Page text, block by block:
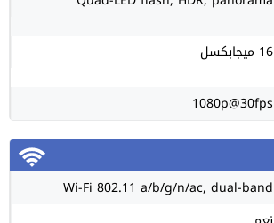
16 ميجابكسل
1080p@30fps
Wi-Fi 802.11 a/b/g/n/ac, dual-band